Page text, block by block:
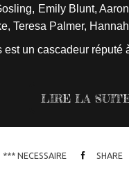
Emily Blunt,
Teresa Palmer,
est un cascadeur réputé
LIRE LA
*** NECESSAIRE SHARE